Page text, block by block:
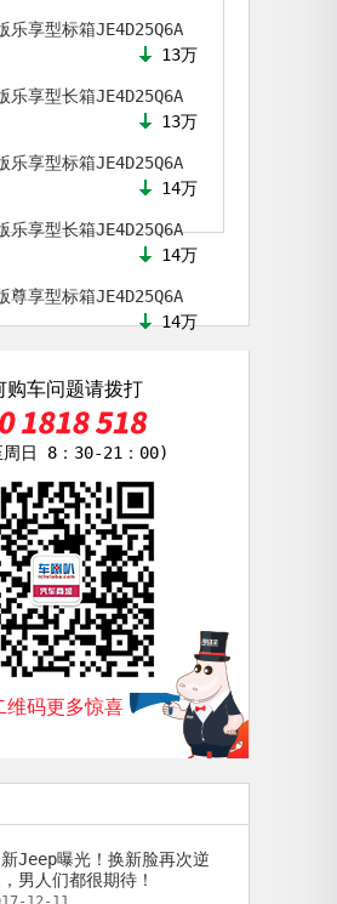
享型标箱JE4D25Q6A
13万
享型长箱JE4D25Q6A
13万
享型标箱JE4D25Q6A
14万
享型长箱JE4D25Q6A
14万
享型标箱JE4D25Q6A
14万
购车问题请拨打
周日 8：30-21：00)
维码更多惊喜
Jeep曝光！换新脸再次逆
男人们都很期待！